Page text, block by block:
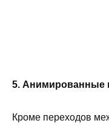
5. Анимированные
Кроме переходов